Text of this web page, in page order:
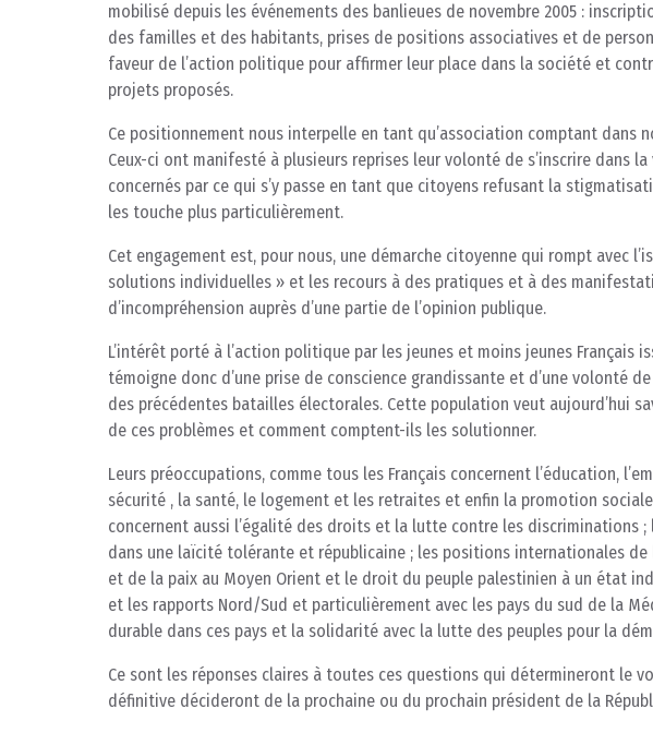
mobilisé depuis les événements des banlieues de novembre 2005 :
des familles et des habitants, prises de positions associatives et de
faveur de l’action politique pour affirmer leur place dans la société et
projets proposés.
Ce positionnement nous interpelle en tant qu’association comptant dans
Ceux-ci ont manifesté à plusieurs reprises leur volonté de s’inscrire dans
concernés par ce qui s’y passe en tant que citoyens refusant la
les touche plus particulièrement.
Cet engagement est, pour nous, une démarche citoyenne qui rompt avec
solutions individuelles » et les recours à des pratiques et à des
d’incompréhension auprès d’une partie de l’opinion publique.
L’intérêt porté à l’action politique par les jeunes et moins jeunes Français
témoigne donc d’une prise de conscience grandissante et d’une volonté
des précédentes batailles électorales. Cette population veut aujourd’hui
de ces problèmes et comment comptent-ils les solutionner.
Leurs préoccupations, comme tous les Français concernent l’éducation,
sécurité , la santé, le logement et les retraites et enfin la promotion
concernent aussi l’égalité des droits et la lutte contre les discriminations
dans une laïcité tolérante et républicaine ; les positions internationales de
et de la paix au Moyen Orient et le droit du peuple palestinien à un état
et les rapports Nord/Sud et particulièrement avec les pays du sud de la
durable dans ces pays et la solidarité avec la lutte des peuples pour la
Ce sont les réponses claires à toutes ces questions qui détermineront le
définitive décideront de la prochaine ou du prochain président de la